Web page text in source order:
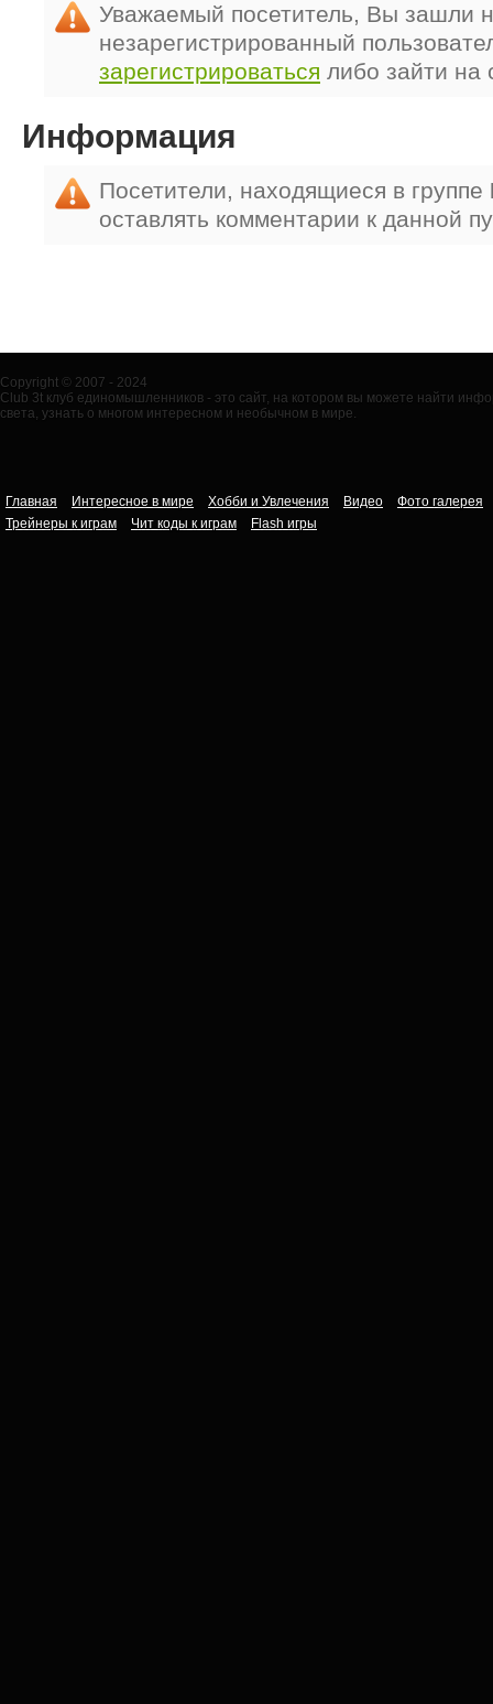
Уважаемый посетитель, Вы зашли
незарегистрированный
зарегистрироваться либо зайти на
Информация
Посетители, находящиеся в группе
оставлять комментарии к данной
Copyright © 2007 - 2024
Club 3t клуб единомышленников - это сайт, на котором вы можете найти
света, узнать о многом интересном и необычном в мире.
Главная Интересное в мире Хобби и Увлечения Видео
Фото галерея
Трейнеры к играм
Чит коды к играм Flash игры